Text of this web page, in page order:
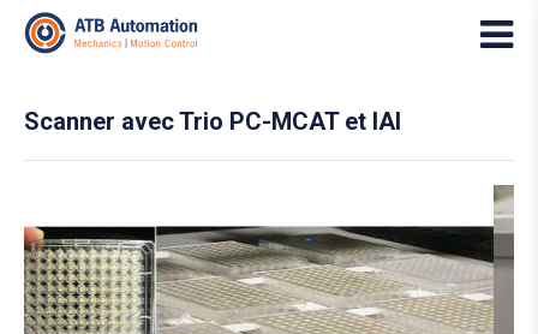
Scanner avec Trio PC-MCAT et IAI